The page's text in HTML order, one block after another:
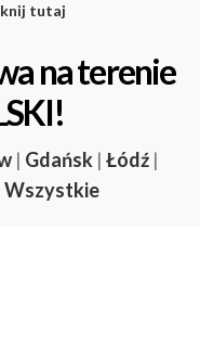
tutaj
na terenie
| Gdańsk | Łódź |
Wszystkie